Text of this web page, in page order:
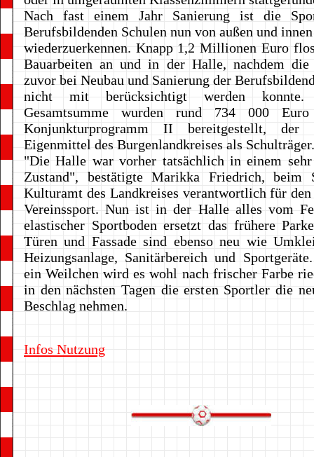
Nach fast einem Jahr Sanierung ist die
Berufsbildenden Schulen nun von außen und
wiederzuerkennen. Knapp 1,2 Millionen Euro
Bauarbeiten an und in der Halle, nachdem die
zuvor bei Neubau und Sanierung der
nicht mit berücksichtigt werden
Gesamtsumme wurden rund 734 000
Konjunkturprogramm II bereitgestellt, der
Eigenmittel des Burgenlandkreises als Schulträger.
"Die Halle war vorher tatsächlich in einem sehr
Zustand", bestätigte Marikka Friedrich, beim
Kulturamt des Landkreises verantwortlich für
Vereinssport. Nun ist in der Halle alles vom
elastischer Sportboden ersetzt das frühere
Türen und Fassade sind ebenso neu wie
Heizungsanlage, Sanitärbereich und
ein Weilchen wird es wohl nach frischer Farbe
in den nächsten Tagen die ersten Sportler die
Beschlag nehmen.
Infos Nutzung